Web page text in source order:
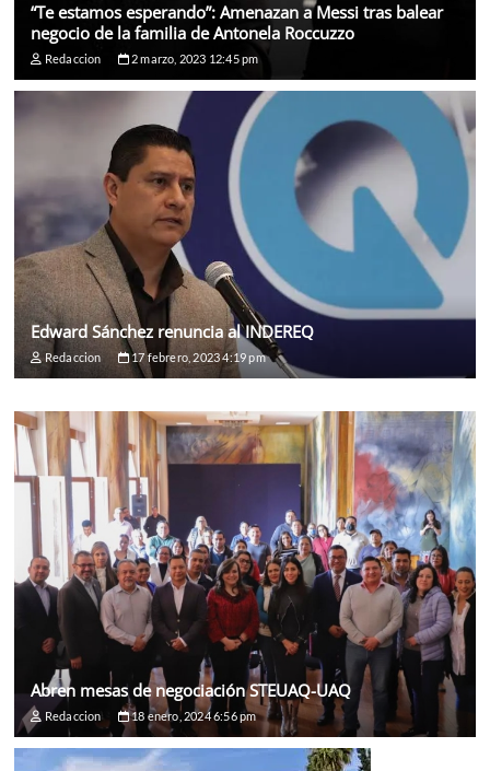
“Te estamos esperando”: Amenazan a Messi tras balear
negocio de la familia de Antonela Roccuzzo
Redaccion 2 marzo, 2023 12:45 pm
Edward Sánchez renuncia al INDEREQ
Redaccion 17 febrero, 2023 4:19 pm
Abren mesas de negociación STEUAQ-UAQ
Redaccion 18 enero, 2024 6:56 pm